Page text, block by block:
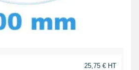
25,75 € HT